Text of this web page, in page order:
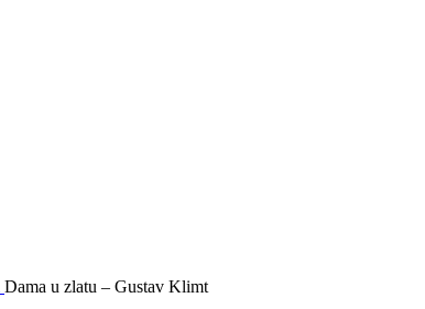
Dama u zlatu – Gustav Klimt